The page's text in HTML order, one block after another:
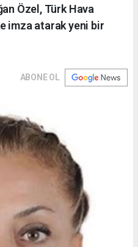
Özel, Türk Hava
imza atarak yeni bir
ABONE OL